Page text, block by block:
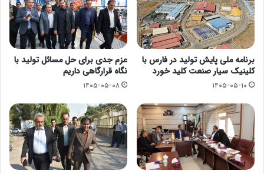
برنامه ملی پایش تولید در فارس با
کلینیک سیار صنعت کلید خورد
۱۴۰۵-۰۵-۱۰
عزم جدی برای حل مسائل تولید با
نگاه قرارگاهی داریم
۱۴۰۵-۰۵-۰۸